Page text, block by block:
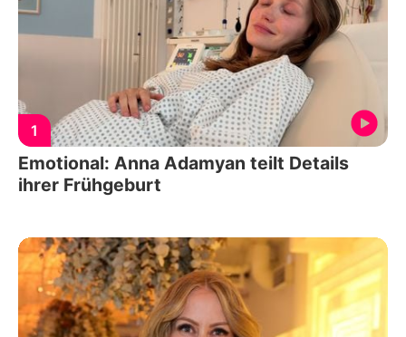
1
Emotional: Anna Adamyan teilt Details
ihrer Frühgeburt